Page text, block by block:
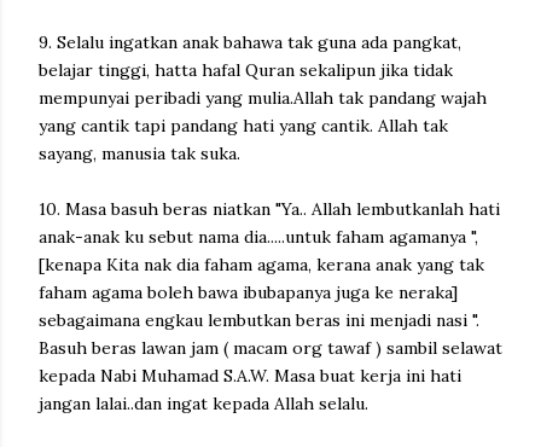
9. Selalu ingatkan anak bahawa tak guna ada pangkat,
belajar tinggi, hatta hafal Quran sekalipun jika tidak
mempunyai peribadi yang mulia.Allah tak pandang wajah
yang cantik tapi pandang hati yang cantik. Allah tak
sayang, manusia tak suka.
10. Masa basuh beras niatkan "Ya.. Allah lembutkanlah hati
anak-anak ku sebut nama dia.....untuk faham agamanya ",
[kenapa Kita nak dia faham agama, kerana anak yang tak
faham agama boleh bawa ibubapanya juga ke neraka]
sebagaimana engkau lembutkan beras ini menjadi nasi ".
Basuh beras lawan jam ( macam org tawaf ) sambil selawat
kepada Nabi Muhamad S.A.W. Masa buat kerja ini hati
jangan lalai..dan ingat kepada Allah selalu.